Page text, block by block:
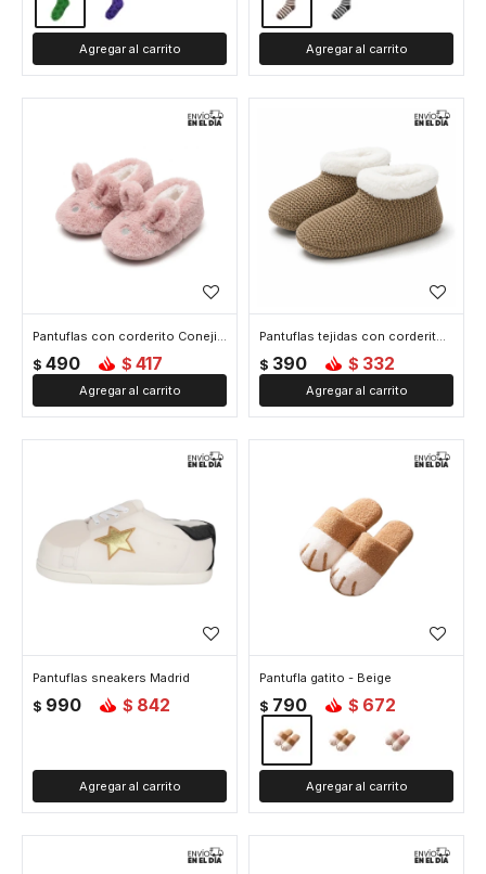
Pantuflas con corderito Conejito - Rosado
$ 490 $ 417
Pantuflas tejidas con corderito - Marron
$ 390 $ 332
Pantuflas sneakers Madrid
$ 990 $ 842
Pantufla gatito - Beige
$ 790 $ 672